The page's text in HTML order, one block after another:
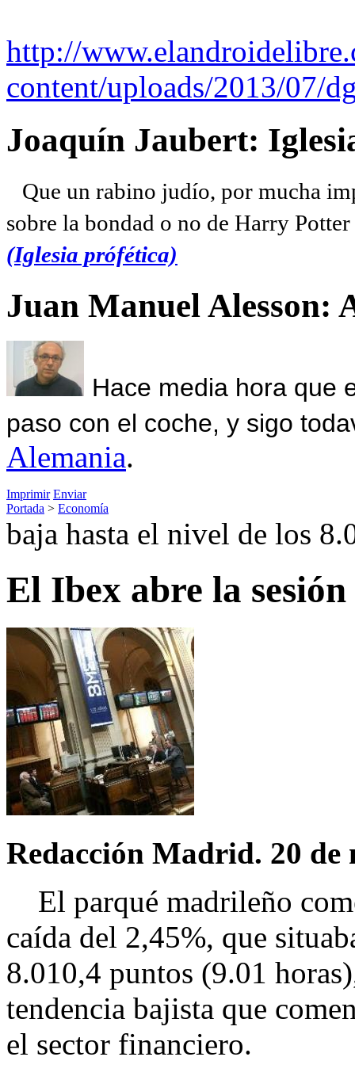
http://
content/uploads/2013/07/
Joaquín Jaubert:
Que un rabino judío, por mucha
sobre la bondad o no de Harry
(Iglesia prófética)
Juan Manuel Alesson:
Hace media hora que
paso con el coche, y sigo
Alemania.
Imprimir Enviar
Portada > Economía
baja hasta el nivel de los
El Ibex abre la
Redacción Madrid. 20 de
El parqué madrileño
caída del 2,45%, que
8.010,4 puntos (9.01
tendencia bajista que
el sector financiero.